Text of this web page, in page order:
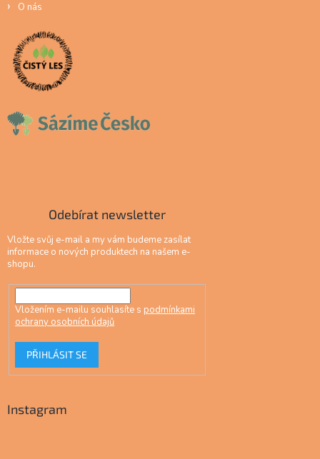
O nás
Odebírat newsletter
Vložte svůj e-mail a my vám budeme zasílat
informace o nových produktech na našem e-
shopu.
Vložením e-mailu souhlasíte s podmínkami
ochrany osobních údajů
PŘIHLÁSIT SE
Instagram